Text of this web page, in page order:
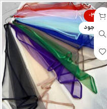
-35%
ناموجود